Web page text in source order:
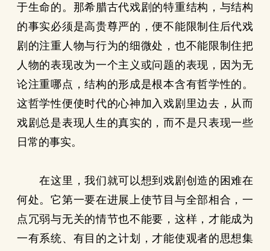
于生命的。那希腊古代戏剧的特重结构，与结构
的事实必须是高贵尊严的，便不能限制住后代戏
剧的注重人物与行为的细微处，也不能限制住把
人物的表现改为一个主义或问题的表现，因为无
论注重哪点，结构的形成是根本含有哲学性的。
这哲学性便使时代的心神加入戏剧里边去，从而
戏剧总是表现人生的真实的，而不是只表现一些
日常的事实。
在这里，我们就可以想到戏剧创造的困难在
何处。它第一要在进展上使节目与全部相合，一
点冗弱与无关的情节也不能要，这样，才能成为
一有系统、有目的之计划，才能使观者的思想集